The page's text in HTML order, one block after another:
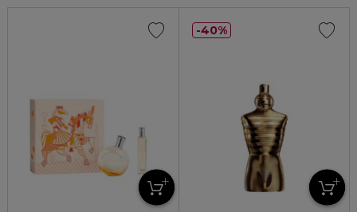
40%